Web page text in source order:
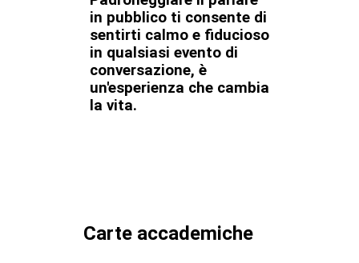
in pubblico ti consente di
sentirti calmo e fiducioso
in qualsiasi evento di
conversazione, è
un'esperienza che cambia
la vita.
Carte accademiche